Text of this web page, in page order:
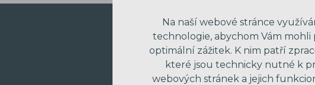
VAŠE
Na naší webové stránce
technologie, abychom Vám
optimální zážitek. K nim patří
které jsou technicky nutné k
webových stránek a jejich